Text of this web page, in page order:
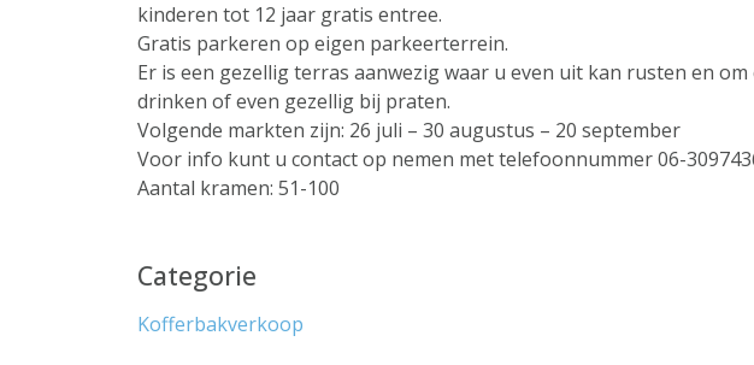
kinderen tot 12 jaar gratis entree.
Gratis parkeren op eigen parkeerterrein.
Er is een gezellig terras aanwezig waar u even uit kan rusten en
drinken of even gezellig bij praten.
Volgende markten zijn: 26 juli – 30 augustus – 20 september
Voor info kunt u contact op nemen met telefoonnummer 06-
Aantal kramen: 51-100
Categorie
Kofferbakverkoop